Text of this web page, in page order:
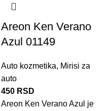
Areon Ken Verano
Azul 01149
Auto kozmetika, Mirisi za
auto
450 RSD
Areon Ken Verano Azul je